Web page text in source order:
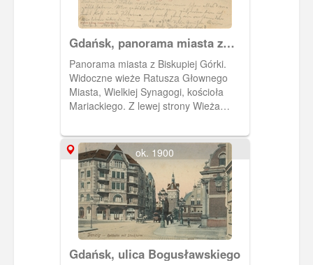
Gdańsk, panorama miasta z
Biskupiej Górki
Panorama miasta z Biskupiej Górki.
Widoczne wieże Ratusza Głownego
Miasta, Wielkiej Synagogi, kościoła
Mariackiego. Z lewej strony Wieża
ok. 1900
Gdańsk, ulica Bogusławskiego